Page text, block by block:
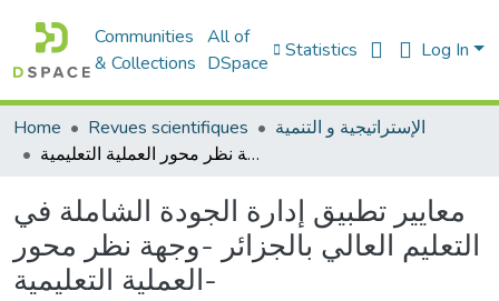
Communities
& Collections
All of
DSpace
Statistics Log In
Home Revues scientifiques
الإستراتيجية و التنمية
معايير تطبيق إدارة الجودة الشاملة في التعليم العالي بالجزائر -وجهة نظر محور العملية التعليمية-
معايير تطبيق إدارة الجودة الشاملة في
التعليم العالي بالجزائر -وجهة نظر محور
العملية التعليمية-